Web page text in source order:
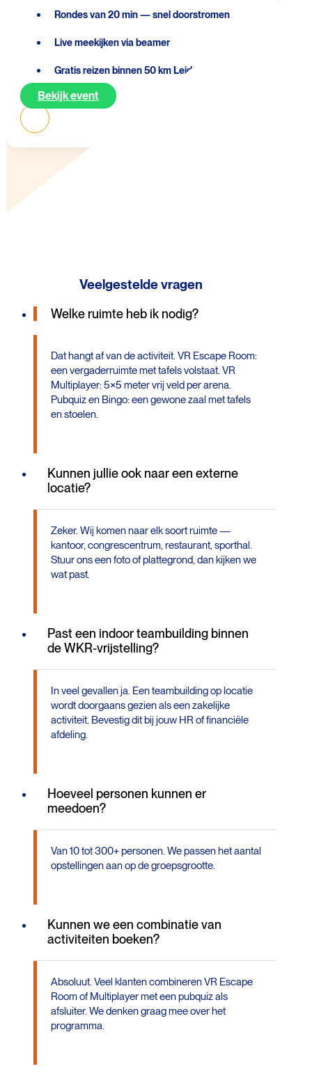
Rondes van 20 min — snel doorstromen
Live meekijken via beamer
Gratis reizen binnen 50 km Leiden
Bekijk event
Veelgestelde vragen
Welke ruimte heb ik nodig?
Dat hangt af van de activiteit. VR Escape Room:
een vergaderruimte met tafels volstaat. VR
Multiplayer: 5×5 meter vrij veld per arena.
Pubquiz en Bingo: een gewone zaal met tafels
en stoelen.
Kunnen jullie ook naar een externe
locatie?
Zeker. Wij komen naar elk soort ruimte —
kantoor, congrescentrum, restaurant, sporthal.
Stuur ons een foto of plattegrond, dan kijken we
wat past.
Past een indoor teambuilding binnen
de WKR-vrijstelling?
In veel gevallen ja. Een teambuilding op locatie
wordt doorgaans gezien als een zakelijke
activiteit. Bevestig dit bij jouw HR of financiële
afdeling.
Hoeveel personen kunnen er
meedoen?
Van 10 tot 300+ personen. We passen het aantal
opstellingen aan op de groepsgrootte.
Kunnen we een combinatie van
activiteiten boeken?
Absoluut. Veel klanten combineren VR Escape
Room of Multiplayer met een pubquiz als
afsluiter. We denken graag mee over het
programma.